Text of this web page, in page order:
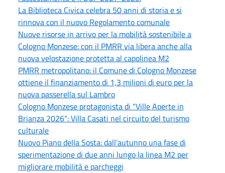
La Biblioteca Civica celebra 50 anni di storia e si
rinnova con il nuovo Regolamento comunale
Nuove risorse in arrivo per la mobilità sostenibile a
Cologno Monzese: con il PMRR via libera anche alla
nuova velostazione protetta al capolinea M2
PMRR metropolitano: il Comune di Cologno Monzese
ottiene il finanziamento di 1,3 milioni di euro per la
nuova passerella sul Lambro
Cologno Monzese protagonista di "Ville Aperte in
Brianza 2026": Villa Casati nel circuito del turismo
culturale
Nuovo Piano della Sosta: dall’autunno una fase di
sperimentazione di due anni lungo la linea M2 per
migliorare mobilità e parcheggi